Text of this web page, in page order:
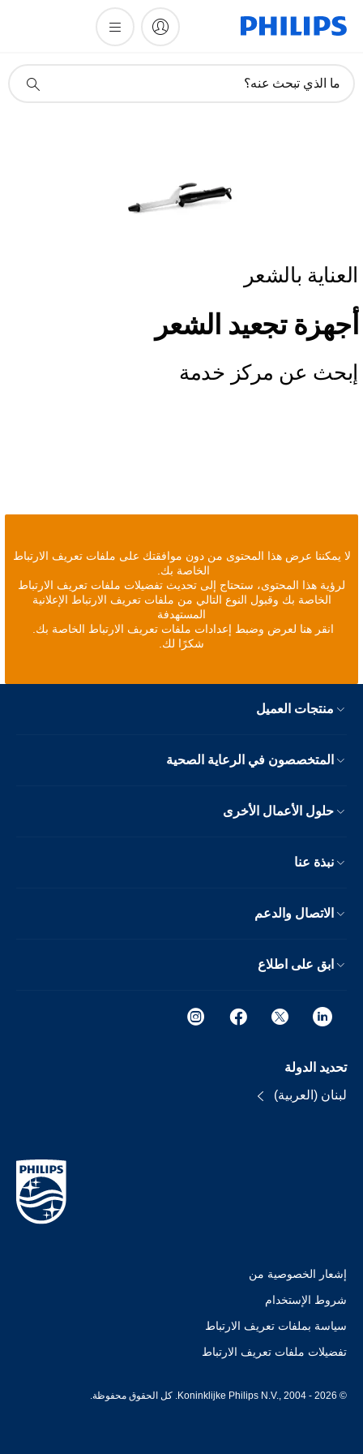
دعم
ما الذي تبحث عنه؟
العناية بالشعر
أجهزة تجعيد الشعر
إبحث عن مركز خدمة
لا يمكننا عرض هذا المحتوى من دون موافقتك على ملفات تعريف الارتباط
الخاصة بك.
لرؤية هذا المحتوى، ستحتاج إلى تحديث تفضيلات ملفات تعريف الارتباط
الخاصة بك وقبول النوع التالي من ملفات تعريف الارتباط الإعلانية
المستهدفة
انقر هنا لعرض وضبط إعدادات ملفات تعريف الارتباط الخاصة بك.
شكرًا لك.
منتجات العميل
المتخصصون في الرعاية الصحية
حلول الأعمال الأخرى
نبذة عنا
الاتصال والدعم
ابق على اطلاع
تحديد الدولة
لبنان (العربية)
إشعار الخصوصية من
شروط الإستخدام
سياسة بملفات تعريف الارتباط
تفضيلات ملفات تعريف الارتباط
© Koninklijke Philips N.V., 2004 - 2026. كل الحقوق محفوظة.